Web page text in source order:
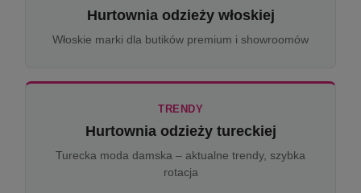
Hurtownia odzieży włoskiej
Włoskie marki dla butików premium i showroomów
TRENDY
Hurtownia odzieży tureckiej
Turecka moda damska – aktualne trendy, szybka
rotacja